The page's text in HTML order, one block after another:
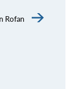
Rofan